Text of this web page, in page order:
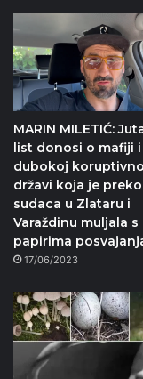
MARIN MILETIĆ:
list donosi o mafiji i
dubokoj
državi koja je preko
sudaca u Zlataru i
Varaždinu muljala s
papirima
17/06/2023